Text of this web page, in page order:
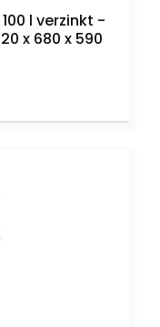
l verzinkt -
x 680 x 590